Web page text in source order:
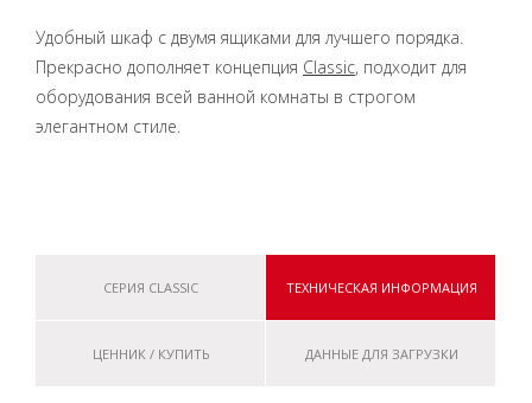
Удобный шкаф с двумя ящиками для лучшего порядка.
Прекрасно дополняет концепция Classic, подходит для
оборудования всей ванной комнаты в строгом
элегантном стиле.
СЕРИЯ CLASSIC ТЕХНИЧЕСКАЯ ИНФОРМАЦИЯ
ЦЕННИК / КУПИТЬ ДАННЫЕ ДЛЯ ЗАГРУЗКИ